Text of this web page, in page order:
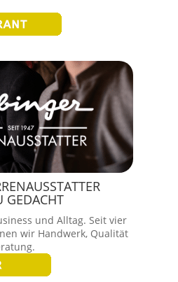
GEDACHT
und Alltag. Seit vier
wir Handwerk, Qualität